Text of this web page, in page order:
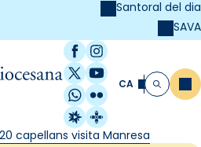
Santoral del dia
SAVA
Facebook
Instagram
X / Twitter
YouTube
WhatsApp
Flickr
Radio Estel
Catalunya
CA Cerca
capellans visita Manresa